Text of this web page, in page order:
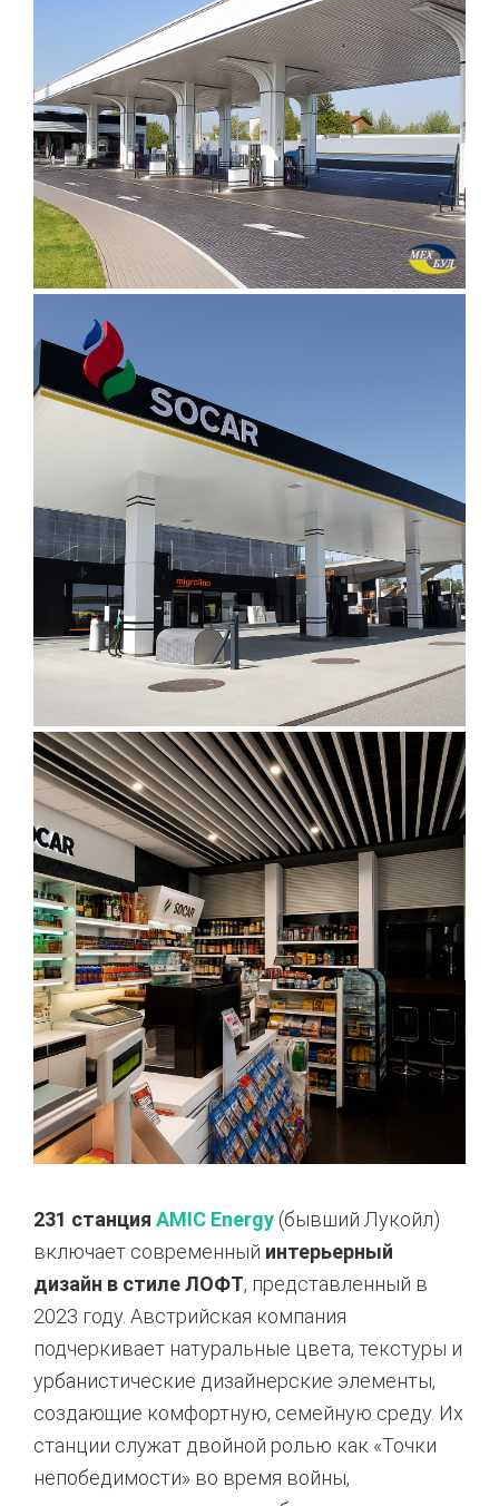
231 станция AMIC Energy (бывший Лукойл)
включает современный интерьерный
дизайн в стиле ЛОФТ, представленный в
2023 году. Австрийская компания
подчеркивает натуральные цвета, текстуры и
урбанистические дизайнерские элементы,
создающие комфортную, семейную среду. Их
станции служат двойной ролью как «Точки
непобедимости» во время войны,